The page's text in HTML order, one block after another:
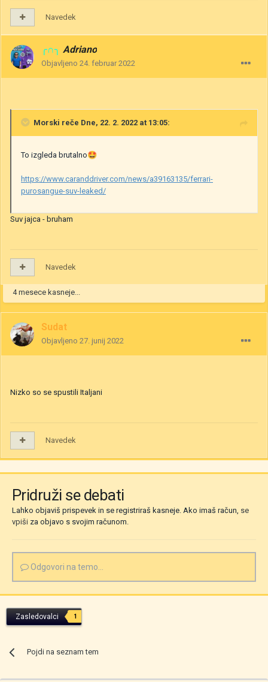
Navedek
╭∩╮ Adriano
Objavljeno 24. februar 2022
Morski reče Dne, 22. 2. 2022 at 13:05:
To izgleda brutalno🤩
https://www.caranddriver.com/news/a39163135/ferrari-
purosangue-suv-leaked/
Suv jajca - bruham
Navedek
4 mesece kasneje...
Sudat
Objavljeno 27. junij 2022
Nizko so se spustili Italjani
Navedek
Pridruži se debati
Lahko objaviš prispevek in se registriraš kasneje. Ako imaš račun, se
vpiši za objavo s svojim računom.
Odgovori na temo...
Zasledovalci 1
Pojdi na seznam tem